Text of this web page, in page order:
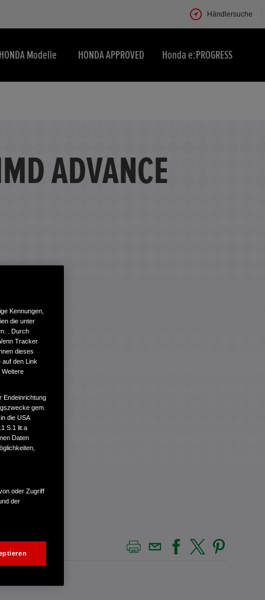
Händlersuche
Modelle HONDA APPROVED Honda e:PROGRESS
ADVANCE
Kennungen,
die unter
. Durch
Tracker
dieses
auf den Link
Weitere
Endeinrichtung
gem.
die USA
S.1 lit.a
Daten
oder Zugriff
der